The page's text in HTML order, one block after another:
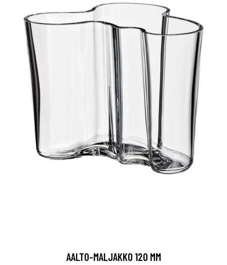
AALTO-MALJAKKO 120 MM